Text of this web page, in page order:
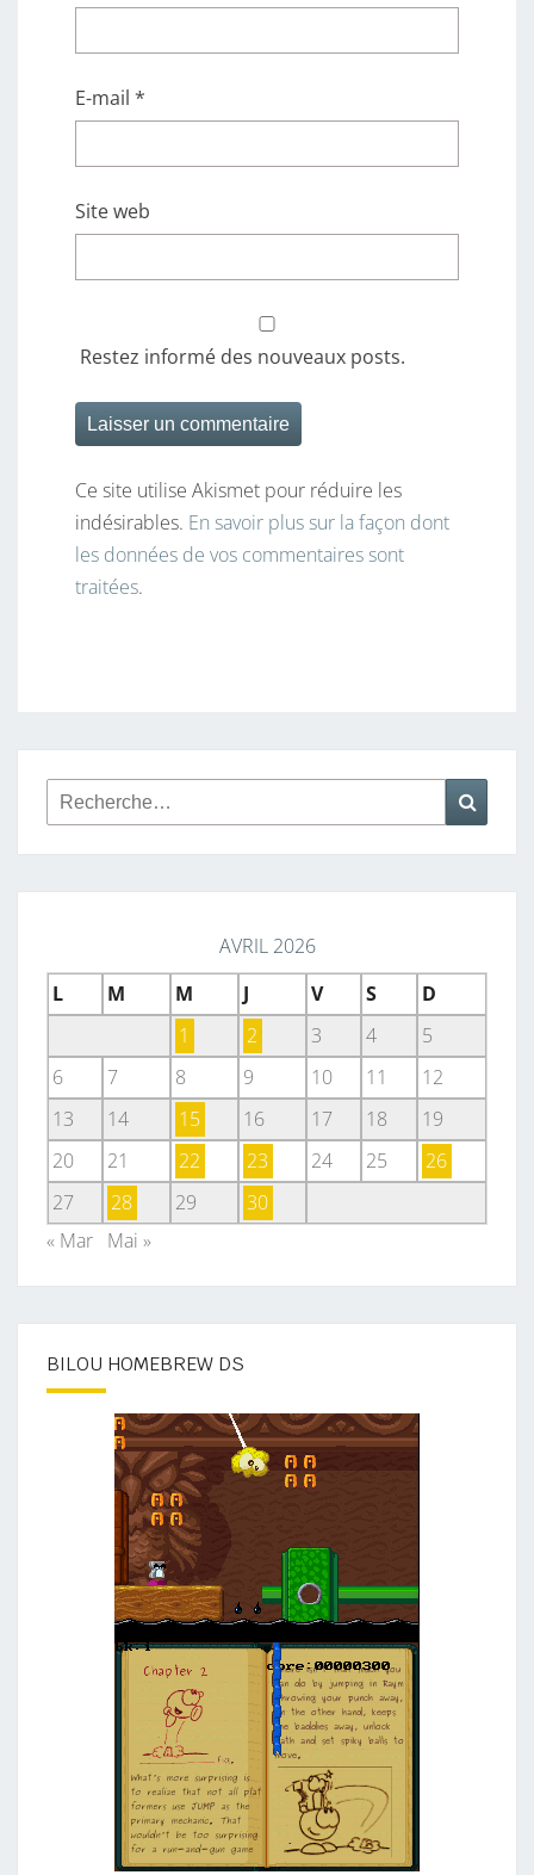
E-mail *
Site web
Restez informé des nouveaux posts.
Ce site utilise Akismet pour réduire les
indésirables. En savoir plus sur la façon dont
les données de vos commentaires sont
traitées.
Rechercher :
AVRIL 2026
L
M M J V S
D
1
2 3 4
5
6
7 8 9 10 11
12
13
14 15 16 17 18
19
20
21 22 23 24 25
26
27
28 29
30
« Mar Mai »
BILOU HOMEBREW DS